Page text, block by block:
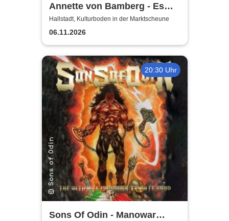
Annette von Bamberg - Es
gibt ein Leben über 50, 60...
jedenfalls für Frauen!
Hallstadt, Kulturboden in der Marktscheune
06.11.2026
20:30 Uhr
Sons Of Odin - Manowar